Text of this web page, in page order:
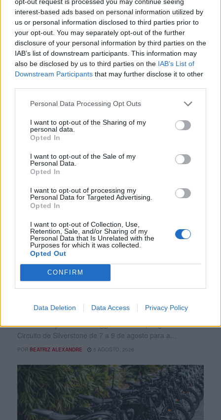
interest-based ads based on personal information utilized by
us or personal information disclosed to third parties prior to
your opt-out. You may separately opt-out of the further
disclosure of your personal information by third parties on the
IAB’s list of downstream participants. This information may
also be disclosed by us to third parties on the IAB’s List of
Downstream Participants that may further disclose it to other
Personal Data Processing Opt Outs
I want to opt-out of the Sharing of my
personal data.
Opted In
I want to opt-out of the Sale of my
Personal Data.
Opted In
I want to opt-out of processing my
Personal Data for Targeted Advertising.
Opted In
I want to opt-out of Collection, Use,
Retention, Sale, and/or Sharing of my
Personal Data that Is Unrelated with the
Purposes for which it was collected.
Opted Out
CONFIRM
Data Deletion Data Access Privacy Policy
EVENTO
Autoclássico na Exponor com Giacomo
Agostini
Giacomo Agostini e as duas rodas vão estar no centro das
Matosinhos,...
FERNANDO NETO
NOTÍCIAS
World Cup em Silverstone
A FIM Harley-Davidson Bagger World Cup regressa ao
Circuito de Silverstone de 7 a 9 de agosto para a...
POR BEATRIZ ALEXANDRE 5 AGOSTO, 2026